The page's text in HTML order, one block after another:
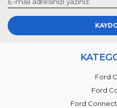
Ford
Ford
Ford